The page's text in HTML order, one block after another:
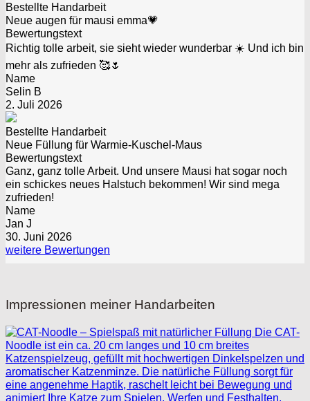
Bestellte Handarbeit
Neue augen für mausi emma💗
Bewertungstext
Richtig tolle arbeit, sie sieht wieder wunderbar ☀️ Und ich bin
mehr als zufrieden 🥰🌷
Name
Selin B
2. Juli 2026
Bestellte Handarbeit
Neue Füllung für Warmie-Kuschel-Maus
Bewertungstext
Ganz, ganz tolle Arbeit. Und unsere Mausi hat sogar noch
ein schickes neues Halstuch bekommen! Wir sind mega
zufrieden!
Name
Jan J
30. Juni 2026
weitere Bewertungen
Impressionen meiner Handarbeiten